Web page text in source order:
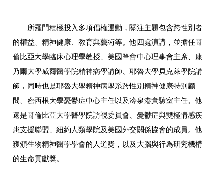
所羅門積極投入多項倡權運動，關注主題包含跨性別者
的權益、精神健康、教育與藝術等。他四處演講，並擔任哥
倫比亞大學臨床心理學教授、美國筆會中心理事會主席、康
乃爾大學威爾醫學院精神病學講師、耶魯大學貝克萊學院講
師，同時也是耶魯大學精神病學系跨性別精神健康特別顧
問、密西根大學憂鬱症中心主任以及冷泉港實驗室主任。他
還是哥倫比亞大學醫學院訪視委員會、憂鬱症與雙極情感疾
患支援聯盟、紐約人類學院及美國外交關係協會的成員。他
獲頒生物精神醫學學會的人道獎，以及大腦與行為研究機構
的生命貢獻獎。